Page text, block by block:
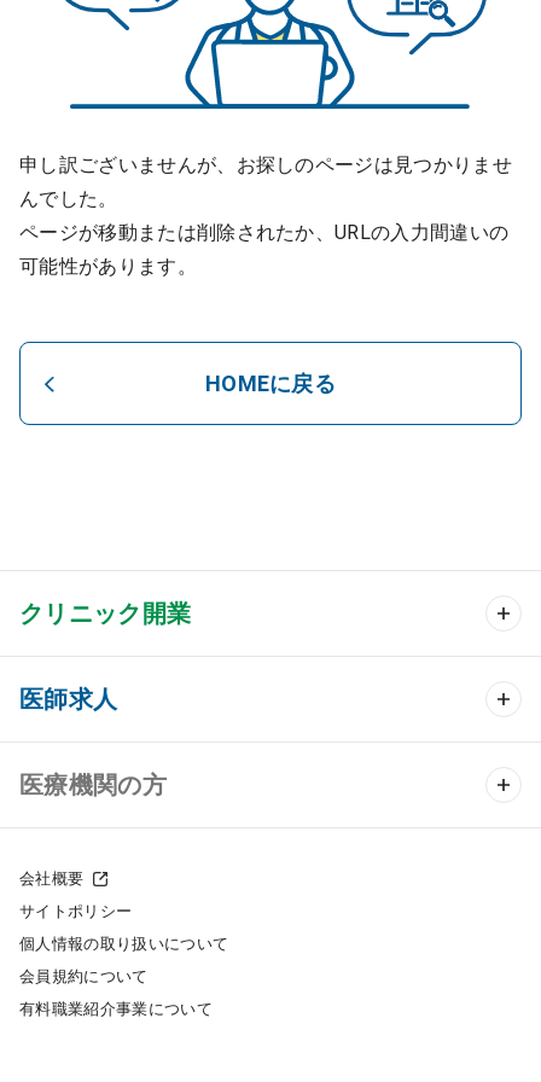
申し訳ございませんが、お探しのページは見つかりませ
んでした。
ページが移動または削除されたか、URLの入力間違いの
可能性があります。
HOMEに戻る
クリニック開業
クリニック開業 TOP
クリニック物件検索
クリニックの開業スタイル
クリニック開業までの流れ
開業支援事例
医師求人
医師求人 TOP
常勤求人検索
非常勤求人検索
スポット求人検索
医療機関の方
採用をお考えの医療機関の方
会社概要
サイトポリシー
個人情報の取り扱いについて
会員規約について
有料職業紹介事業について